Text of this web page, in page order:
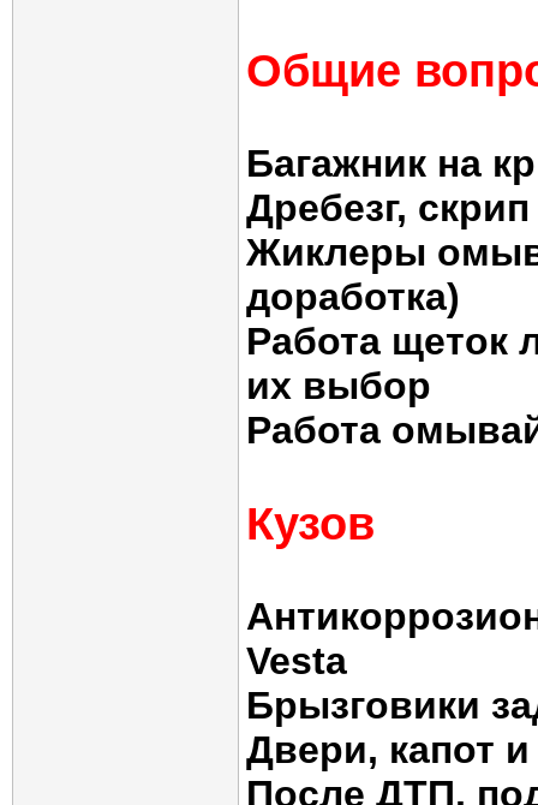
Общие
Багажник на
Дребезг,
Жиклеры
доработка)
Работа щеток
их выбор
Работа
Кузов
Vesta
Брызговики
Двери, капот
После ДТП,